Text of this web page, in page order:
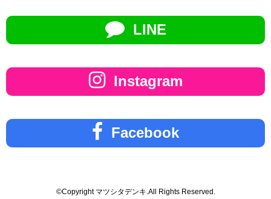
LINE
Instagram
Facebook
©Copyright マツシタデンキ.All Rights Reserved.